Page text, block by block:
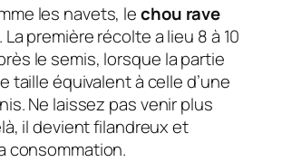
les navets, lechou rave
première récolte a lieu 8 à 10
le semis, lorsque la partie
taille équivalent à celle d’une
Ne laissez pas venir plus
il devient filandreux et
consommation.